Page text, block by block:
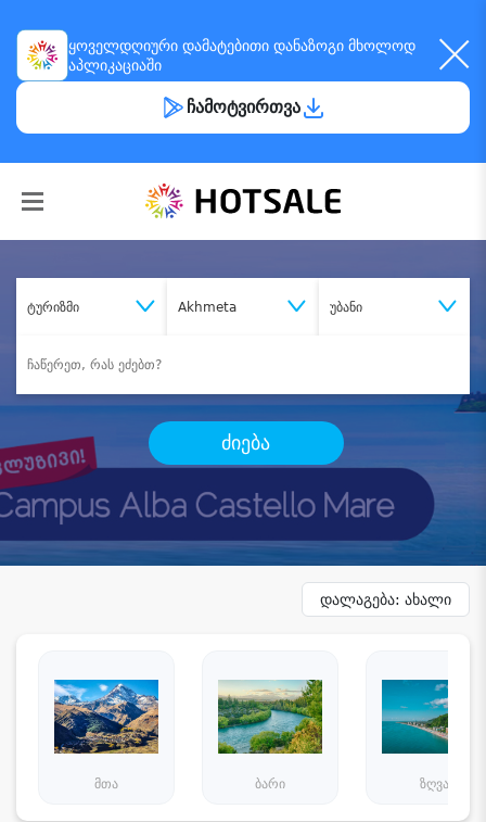
ყოველდღიური დამატებითი დანაზოგი მხოლოდ
აპლიკაციაში
ჩამოტვირთვა
ტურიზმი Akhmeta უბანი
ძიება
დალაგება: ახალი
მთა ბარი ზღვა